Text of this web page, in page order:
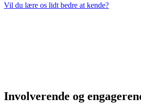
Vil du lære os lidt bedre at kende?
Involverende og